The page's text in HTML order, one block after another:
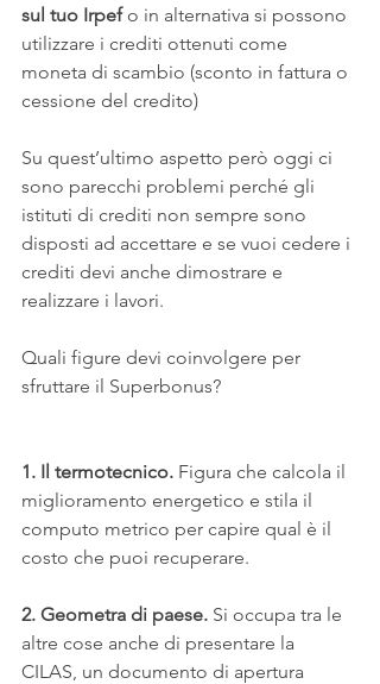
sul tuo Irpef o in alternativa si possono
utilizzare i crediti ottenuti come
moneta di scambio (sconto in fattura o
cessione del credito)
Su quest’ultimo aspetto però oggi ci
sono parecchi problemi perché gli
istituti di crediti non sempre sono
disposti ad accettare e se vuoi cedere i
crediti devi anche dimostrare e
realizzare i lavori.
Quali figure devi coinvolgere per
sfruttare il Superbonus?
1. Il termotecnico. Figura che calcola il
miglioramento energetico e stila il
computo metrico per capire qual è il
costo che puoi recuperare.
2. Geometra di paese. Si occupa tra le
altre cose anche di presentare la
CILAS, un documento di apertura